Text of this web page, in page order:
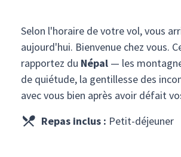
Selon l'horaire de votre vol, vous
aujourd'hui. Bienvenue chez vous.
rapportez du Népal — les
de quiétude, la gentillesse des
avec vous bien après avoir défait
Repas inclus : Petit-déjeuner